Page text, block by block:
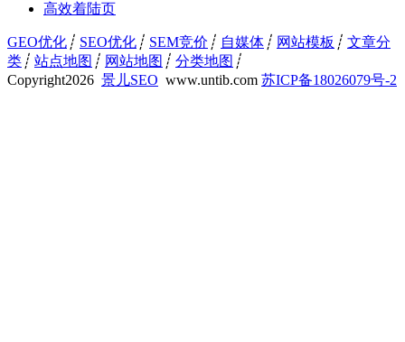
高效着陆页
GEO优化 ┊ SEO优化 ┊ SEM竞价 ┊ 自媒体 ┊ 网站模板 ┊ 文章分
类 ┊ 站点地图 ┊ 网站地图 ┊ 分类地图 ┊
Copyright2026 景儿SEO www.untib.com 苏ICP备18026079号-2